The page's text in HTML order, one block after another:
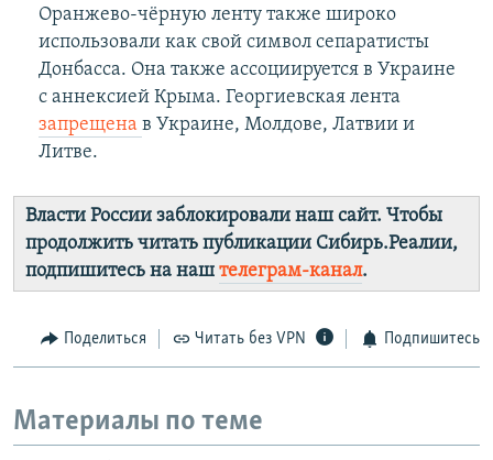
Оранжево-чёрную ленту также широко
использовали как свой символ сепаратисты
Донбасса. Она также ассоциируется в Украине
с аннексией Крыма. Георгиевская лента
запрещена в Украине, Молдове, Латвии и
Литве.
Власти России заблокировали наш сайт. Чтобы
продолжить читать публикации Сибирь.Реалии,
подпишитесь на наш телеграм-канал.
Поделиться Читать без VPN Подпишитесь
Материалы по теме